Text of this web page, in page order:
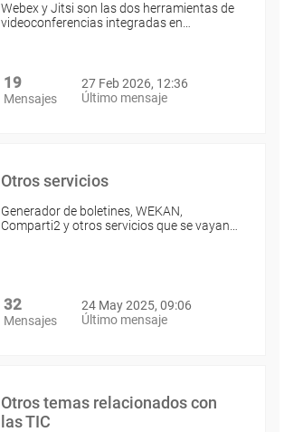
Webex y Jitsi son las dos herramientas de
videoconferencias integradas en…
19
Mensajes
27 Feb 2026, 12:36
Último mensaje
Otros servicios
Generador de boletines, WEKAN,
Comparti2 y otros servicios que se vayan…
32
Mensajes
24 May 2025, 09:06
Último mensaje
Otros temas relacionados con
las TIC